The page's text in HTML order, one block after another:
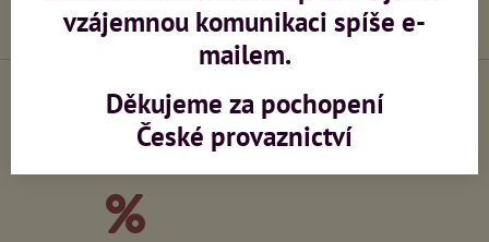
Výroba sítí na zakázku
Zaměření, montáž,
vzájemnou komunikaci spíše e-
mailem.
Děkujeme za pochopení
České provaznictví